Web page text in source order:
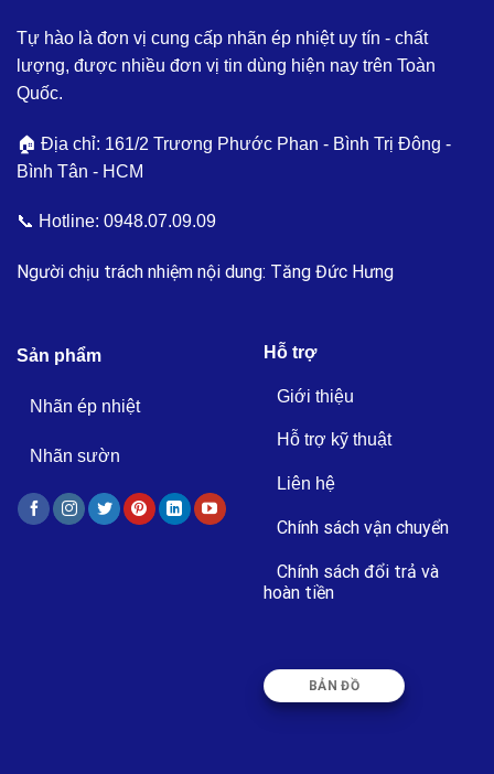
Tự hào là đơn vị cung cấp nhãn ép nhiệt uy tín - chất
lượng, được nhiều đơn vị tin dùng hiện nay trên Toàn
Quốc.
🏠 Địa chỉ: 161/2 Trương Phước Phan - Bình Trị Đông -
Bình Tân - HCM
📞 Hotline: 0948.07.09.09
Người chịu trách nhiệm nội dung: Tăng Đức Hưng
Sản phẩm
Nhãn ép nhiệt
Nhãn sườn
Hỗ trợ
Giới thiệu
Hỗ trợ kỹ thuật
Liên hệ
Chính sách vận chuyển
Chính sách đổi trả và
hoàn tiền
BẢN ĐỒ